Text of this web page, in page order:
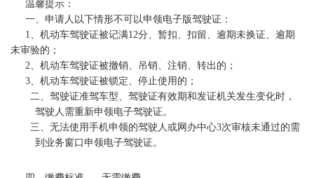
温馨提示：
一、申请人以下情形不可以申领电子版驾驶证：
1、机动车驾驶证被记满12分、暂扣、扣留、逾期未换证、逾期
未审验的；
2、机动车驾驶证被撤销、吊销、注销、转出的；
3、 机动车驾驶证被锁定、停止使用的；
二、驾驶证准驾车型、驾驶证有效期和发证机关发生变化时，
驾驶人需重新申领电子驾驶证。
三、无法使用手机申领的驾驶人或网办中心3次审核未通过的需
到业务窗口申领电子驾驶证。